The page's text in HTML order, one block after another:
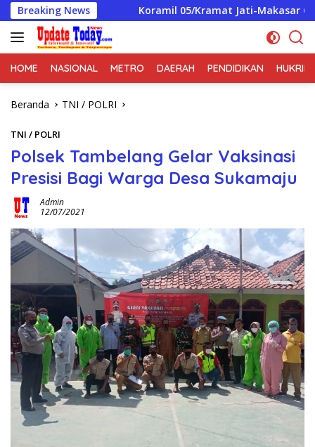
Langsung
ke
konten
Breaking NewsKoramil 05/Kramat Jati-Makasar Gelar Patroli/
HOME NASIONAL METRO DAERAH PENDIDIKAN HUKRIM
Beranda TNI / POLRI
TNI / POLRI
Polsek Tambelang Gelar Vaksinasi
Presisi Bagi Warga Desa Sukamaju
Admin
12/07/2021